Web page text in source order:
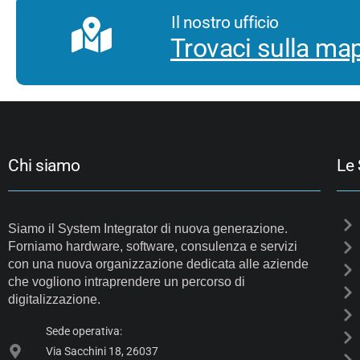
Il nostro ufficio
Trovaci sulla
Chi siamo
Siamo il System Integrator di nuova generazione.
Forniamo hardware, software, consulenza e servizi
con una nuova organizzazione dedicata alle aziende
che vogliono intraprendere un percorso di
digitalizzazione.
Sede operativa:
Via Sacchini 18, 26037
Le